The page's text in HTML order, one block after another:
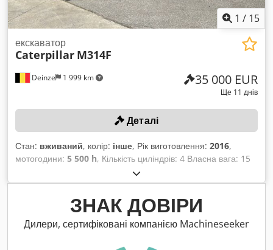
1 / 15
Deinze 1 999 km
екскаватор
Caterpillar M314F
35 000 EUR
Ще 11 днів
Деталі
Стан: вживаний, колір: інше, Рік виготовлення: 2016,
мотогодини: 5 500 h, Кількість циліндрів: 4 Власна вага: 15
320 кг Ширина: 255 см Система швидкої заміни: Так
Серійний номер: CF4A00262 Наявні сертифікат про
реєстрацію, частина 1 і 2: так Дата першої реєстрації:
03.03.2025 Напрацьовані години: 5500 годин Двигун:
Caterpillar C4,4 Кількість циліндрів: 4 циліндри Потужність:
Максимальна дальність вильоту стріли: 8,28 м Сила
ЗНАК ДОВІРИ
Дилери, сертифіковані компанією Machineseeker